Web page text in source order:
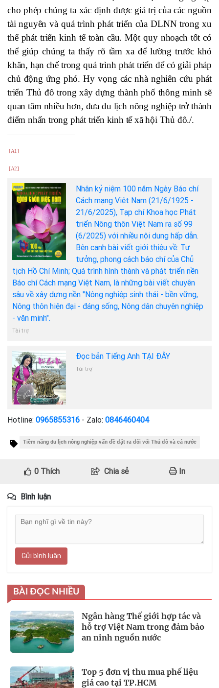
cho phép chúng ta xác định được giá trị của các nguồn
tài nguyên và quá trình phát triển của DLNN trong xu
thế phát triển kinh tế toàn cầu. Một quy nhoạch tốt có
thể giúp chúng ta thấy rõ tầm xa để lường trước khó
khăn, hạn chế trong quá trình phát triển để có giải pháp
chủ động ứng phó. Hy vọng các nhà nghiên cứu phát
triển Thủ đô trong xây dựng thành phố thông minh sẽ
quan tâm nhiều hơn, đưa du lịch nông nghiệp trở thành
điểm nhấn trong phát triển kinh tế xã hội Thủ đô./.
[A1]
[A2]
Nhân kỷ niệm 100 năm Ngày Báo chí
Cách mạng Việt Nam (21/6/1925 -
21/6/2025), Tạp chí Khoa học Phát
triển Nông thôn Việt Nam ra số 99
(6/2025) với nhiều nội dung hấp dẫn.
Bên cạnh bài viết giới thiệu về: Tư
tưởng, phong cách báo chí của Chủ
tịch Hồ Chí Minh; Quá trình hình thành và phát triển nền
Báo chí Cách mạng Việt Nam, là những bài viết chuyên
sâu về xây dựng nền "Nông nghiệp sinh thái - bền vững,
Nông thôn hiện đại - đáng sống, Nông dân chuyên nghiệp
- văn minh".
Tài trợ
Đọc bản Tiếng Anh TẠI ĐÂY
Tài trợ
Hotline: 0965855316 - Zalo: 0846460404
Tiềm năng du lịch nông nghiệp vấn đề đặt ra đối với Thủ đô và cả nước
0Thích Chia sẻ In
Bình luận
Gửi bình luận
BÀI ĐỌC NHIỀU
Ngân hàng Thế giới hợp tác và
hỗ trợ Việt Nam trong đảm bảo
an ninh nguồn nước
Top 5 đơn vị thu mua phế liệu
giá cao tại TP.HCM